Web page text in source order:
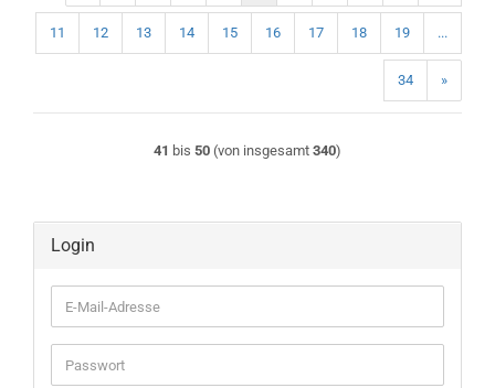
11 12 13 14 15 16 17 18 19 ...
34 »
41 bis 50 (von insgesamt 340)
Login
E-
Mail-
Adresse
Passwort